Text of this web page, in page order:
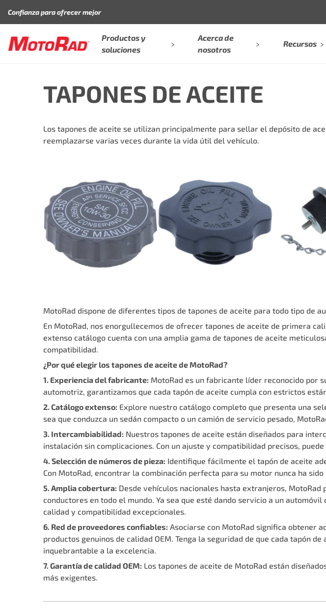
Confianza para ofrecer mejor
Productos y
soluciones
Acerca de
nosotros
Recursos
TAPONES DE ACEITE
Los tapones de aceite se utilizan principalmente para sellar el depósito de
reemplazarse varias veces durante la vida útil del vehículo.
MotoRad dispone de diferentes tipos de tapones de aceite para todo tipo de
En MotoRad, nos enorgullecemos de ofrecer tapones de aceite de primera
extenso catálogo cuenta con una amplia gama de tapones de aceite
compatibilidad.
¿Por qué elegir los tapones de aceite de MotoRad?
1. Experiencia del fabricante: MotoRad es un fabricante líder reconocido por
automotriz, garantizamos que cada tapón de aceite cumpla con estrictos
2. Catálogo extenso: Explore nuestro catálogo completo que presenta una
sea que conduzca un sedán compacto o un camión de servicio pesado,
3. Intercambiabilidad: Nuestros tapones de aceite están diseñados para
instalación sin complicaciones. Con un ajuste y compatibilidad precisos,
4. Selección de números de pieza: Identifique fácilmente el tapón de aceite
Con MotoRad, encontrar la combinación perfecta para su motor nunca ha sido
5. Amplia cobertura: Desde vehículos nacionales hasta extranjeros,
conductores en todo el mundo. Ya sea que esté dando servicio a un
calidad y compatibilidad excepcionales.
6. Red de proveedores confiables: Asociarse con MotoRad significa obtener
productos genuinos de calidad OEM. Tenga la seguridad de que cada tapón
inquebrantable a la excelencia.
7. Garantía de calidad OEM: Los tapones de aceite de MotoRad están
más exigentes.